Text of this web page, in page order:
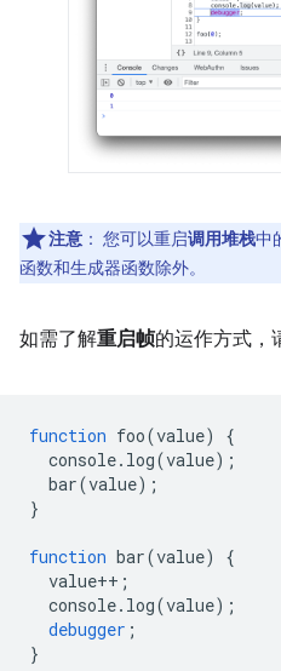
注意 ： 您可以重启调用堆栈中
函数和生成器函数除外。
如需了解重启帧的运作方式，
function foo(value)
{
console. log(value);
bar(value);
}
function bar(value)
{
value++ ;
console. log(value);
debugger ;
}